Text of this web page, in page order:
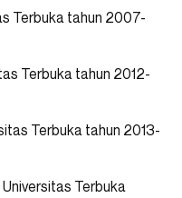
Terbuka tahun 2007-
Terbuka tahun 2012-
Terbuka tahun 2013-
Terbuka